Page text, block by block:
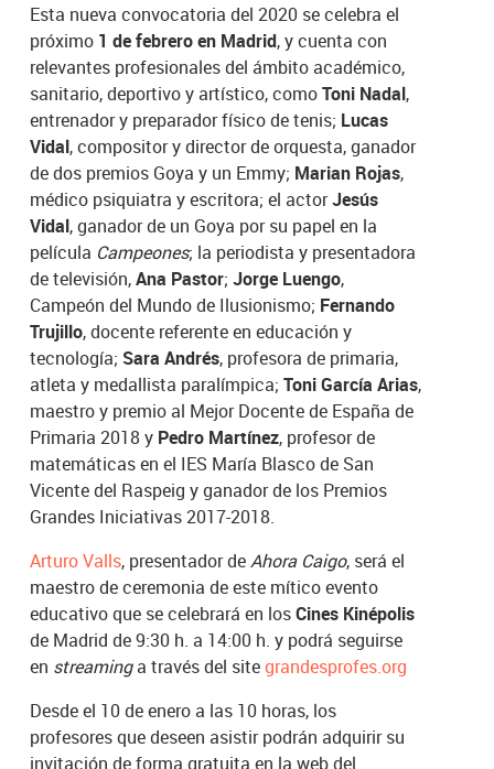
Esta nueva convocatoria del 2020 se celebra el
próximo 1 de febrero en Madrid, y cuenta con
relevantes profesionales del ámbito académico,
sanitario, deportivo y artístico, comoToni Nadal,
entrenador y preparador físico de tenis; Lucas
Vidal, compositor y director de orquesta, ganador
de dos premios Goya y un Emmy; Marian Rojas,
médico psiquiatra y escritora; el actorJesús
Vidal, ganador de un Goya por su papel en la
película Campeones; la periodista y presentadora
de televisión,Ana Pastor;Jorge Luengo,
Campeón del Mundo de Ilusionismo; Fernando
Trujillo, docente referente en educación y
tecnología; Sara Andrés, profesora de primaria,
atleta y medallista paralímpica;Toni García Arias,
maestro y premio al Mejor Docente de España de
Primaria 2018 y Pedro Martínez, profesor de
matemáticas en el IES María Blasco de San
Vicente del Raspeig y ganador de los Premios
Grandes Iniciativas 2017-2018.
Arturo Valls, presentador deAhora Caigo, será el
maestro de ceremonia de este mítico evento
educativo que se celebrará en losCines Kinépolis
de Madrid de 9:30 h. a 14:00 h. y podrá seguirse
en streaminga través del sitegrandesprofes.org
Desde el 10 de enero a las 10 horas, los
profesores que deseen asistir podrán adquirir su
invitación de forma gratuita en la web del